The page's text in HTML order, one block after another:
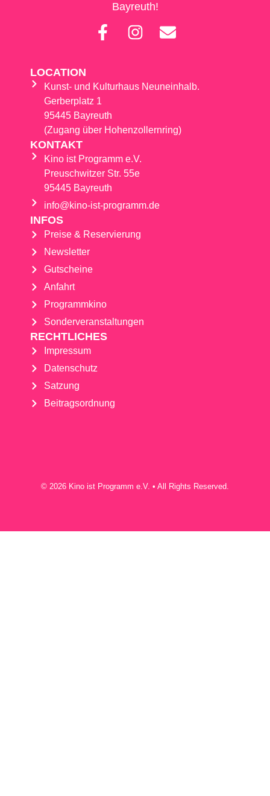
Bayreuth!
LOCATION
Kunst- und Kulturhaus Neuneinhalb.
Gerberplatz 1
95445 Bayreuth
(Zugang über Hohenzollernring)
KONTAKT
Kino ist Programm e.V.
Preuschwitzer Str. 55e
95445 Bayreuth
info@kino-ist-programm.de
INFOS
Preise & Reservierung
Newsletter
Gutscheine
Anfahrt
Programmkino
Sonderveranstaltungen
RECHTLICHES
Impressum
Datenschutz
Satzung
Beitragsordnung
© 2026 Kino ist Programm e.V. • All Rights Reserved.